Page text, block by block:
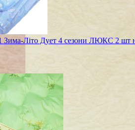
Літо Дует 4 сезони ЛЮКС 2 шт